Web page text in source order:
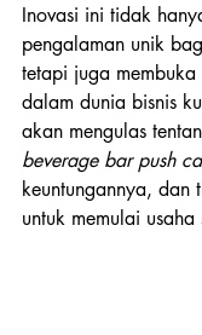
Inovasi ini tidak
pengalaman unik
tetapi juga
dalam dunia bisnis
akan mengulas
beverage bar push
keuntungannya, dan
untuk memulai